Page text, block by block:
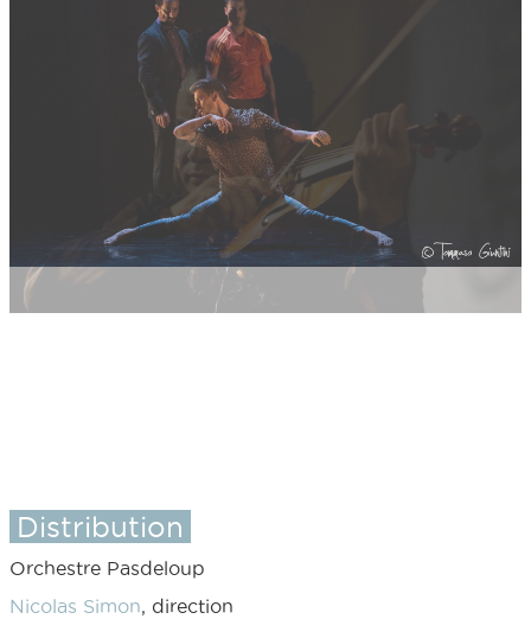
Distribution
Orchestre Pasdeloup
Nicolas Simon, direction